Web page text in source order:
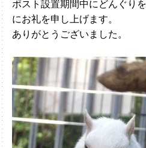
ポスト設置期間中にどんぐり
にお礼を申し上げます。
ありがとうございました。